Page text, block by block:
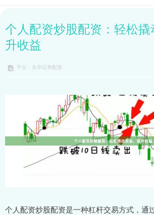
个人配资炒股配资：轻松
升收益
平台：永华证券配资
个人配资炒股配资是一种杠杆交易方式，通